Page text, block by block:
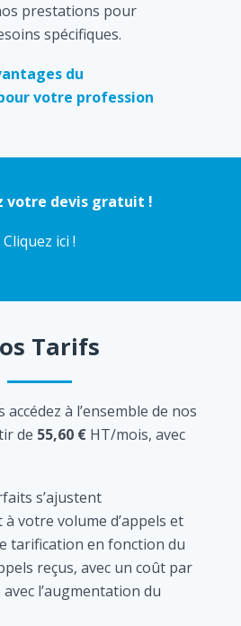
prestations pour
spécifiques.
du
votre profession
votre devis gratuit !
Cliquez ici !
Tarifs
accédez à l’ensemble de nos
de 55,60 € HT/mois, avec
s’ajustent
votre volume d’appels et
tarification en fonction du
reçus, avec un coût par
l’augmentation du